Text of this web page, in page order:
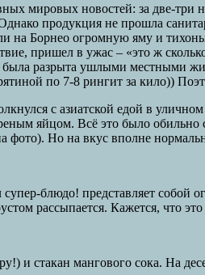
мировых новостей: за две-
продукция не прошла
на Борнео огромную яму и
пришел в ужас – «это ж
разрыта ушлыми местными
по 7-8 рингит за кило))
с азиатской едой в
яйцом. Всё это было
фото). Но на вкус вполне
блюдо! представляет
рассыпается. Кажется, что
и стакан мангового сока. На